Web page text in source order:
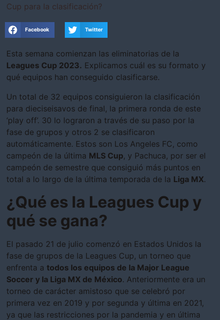
Cup para la clasificación?
Facebook Twitter
Esta semana comienzan las eliminatorias de la
Leagues Cup 2023. Explicamos cuál es su formato y
qué equipos han conseguido clasificarse.
Un total de 32 equipos consiguieron la clasificación
para dieciseisavos de final, la primera ronda de este
‘play off’. 30 lo lograron a través de su paso por la
fase de grupos y otros 2 se clasificaron
automáticamente. Estos son Los Angeles FC, como
campeón de la última MLS Cup, y Pachuca, por ser el
campeón de semestre que consiguió más puntos en
total a lo largo de la última temporada de la Liga MX.
¿Qué es la Leagues Cup y
qué se gana?
El pasado 21 de julio comenzó en Estados Unidos la
fase de grupos de la Leagues Cup, un torneo que
enfrenta a todos los equipos de la Major League
Soccer y la Liga MX de México. Anteriormente era un
torneo de carácter amistoso que se celebró por
primera vez en 2019 y por segunda y última en 2021,
ya que las restricciones por la pandemia y en última